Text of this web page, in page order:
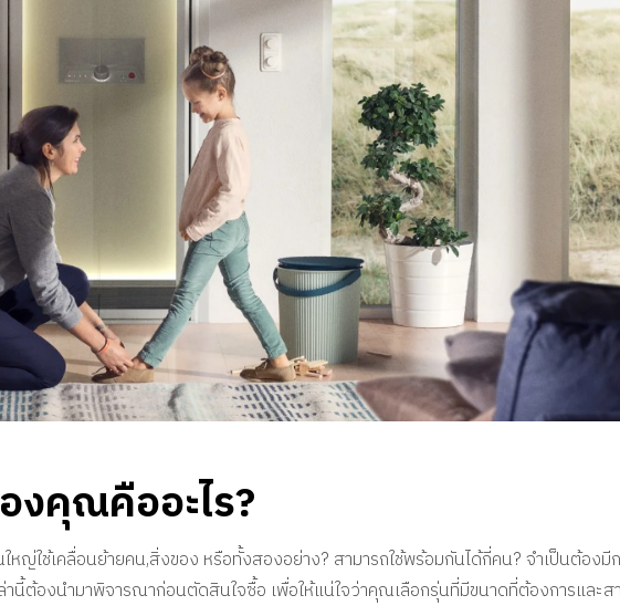
งคุณคืออะไร?
หญ่ใช้เคลื่อนย้ายคน,สิ่งของ หรือทั้งสองอย่าง? สามารถใช้พร้อมกันได้กี่คน? จำเป็นต้องมีก
านี้ต้องนำมาพิจารณาก่อนตัดสินใจซื้อ เพื่อให้แน่ใจว่าคุณเลือกรุ่นที่มีขนาดที่ต้องการและส